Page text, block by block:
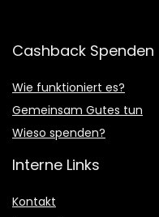
Cashback Spenden
Wie funktioniert es?
Gemeinsam Gutes tun
Wieso spenden?
Interne Links
Kontakt